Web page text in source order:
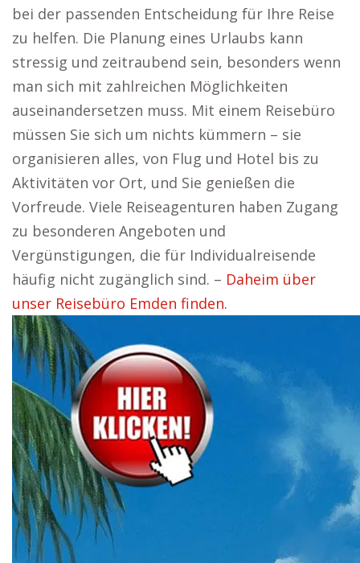
bei der passenden Entscheidung für Ihre Reise
zu helfen. Die Planung eines Urlaubs kann
stressig und zeitraubend sein, besonders wenn
man sich mit zahlreichen Möglichkeiten
auseinandersetzen muss. Mit einem Reisebüro
müssen Sie sich um nichts kümmern – sie
organisieren alles, von Flug und Hotel bis zu
Aktivitäten vor Ort, und Sie genießen die
Vorfreude. Viele Reiseagenturen haben Zugang
zu besonderen Angeboten und
Vergünstigungen, die für Individualreisende
häufig nicht zugänglich sind. – Daheim über
unser Reisebüro Emden finden.